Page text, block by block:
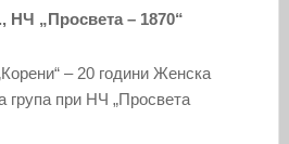
НЧ „Просвета – 1870“
– 20 години Женска
група при НЧ „Просвета